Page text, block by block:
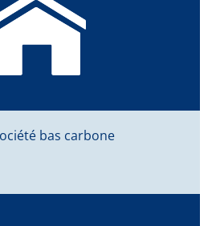
bas carbone